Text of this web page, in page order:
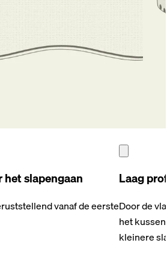
slapengaan
vanaf de eerste
Laag
Door de
het
kleinere